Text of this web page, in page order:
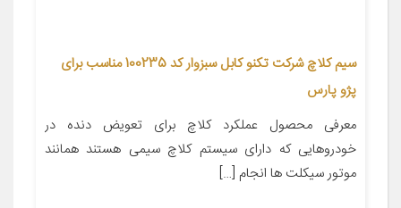
سیم کلاچ شرکت تکنو کابل سبزوار کد 100235 مناسب برای
پژو پارس
معرفی محصول عملکرد کلاچ برای تعویض دنده در
خودروهایی که دارای سیستم کلاچ سیمی هستند همانند
موتور سیکلت ها انجام […]